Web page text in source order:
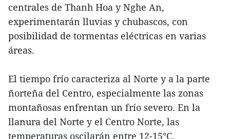
centrales de Thanh Hoa y Nghe An,
experimentarán lluvias y chubascos, con
posibilidad de tormentas eléctricas en varias
áreas.
El tiempo frío caracteriza al Norte y a la parte
ñorteña del Centro, especialmente las zonas
montañosas enfrentan un frío severo. En la
llanura del Norte y el Centro Norte, las
temperaturas oscilarán entre 12-15°C.